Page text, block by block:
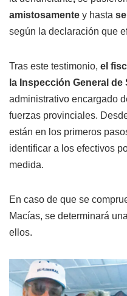
amistosamente y hasta
según la declaración que
Tras este testimonio, el
la Inspección General de
administrativo encargado
fuerzas provinciales.
están en los primeros
identificar a los efectivos
medida.
En caso de que se
Macías, se determinará
ellos.